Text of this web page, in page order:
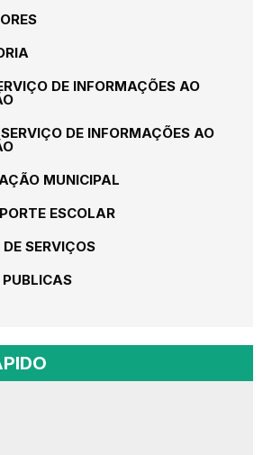
DE INFORMAÇÕES AO
DE INFORMAÇÕES AO
MUNICIPAL
ESCOLAR
SERVIÇOS